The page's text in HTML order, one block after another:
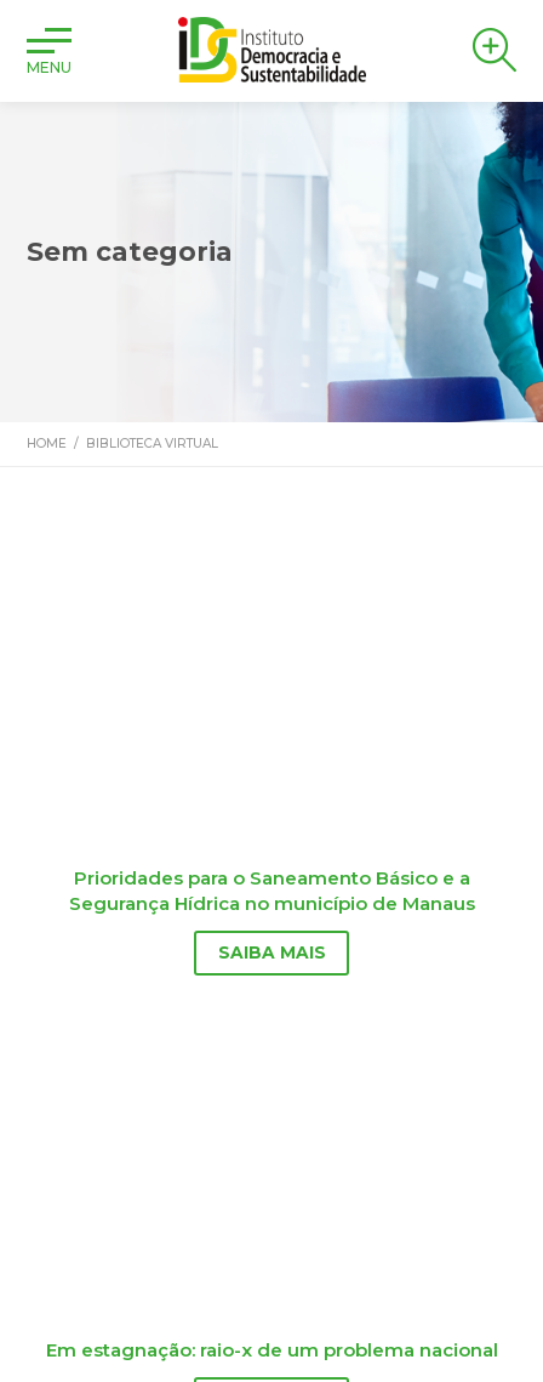
MENU
Sem categoria
HOME / BIBLIOTECA VIRTUAL
Prioridades para o Saneamento Básico e a
Segurança Hídrica no município de Manaus
SAIBA MAIS
Em estagnação: raio-x de um problema nacional